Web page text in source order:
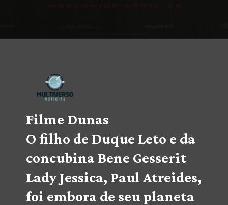
Filme Dunas
O filho de Duque Leto e da
concubina Bene Gesserit
Lady Jessica, Paul Atreides,
foi embora de seu planeta